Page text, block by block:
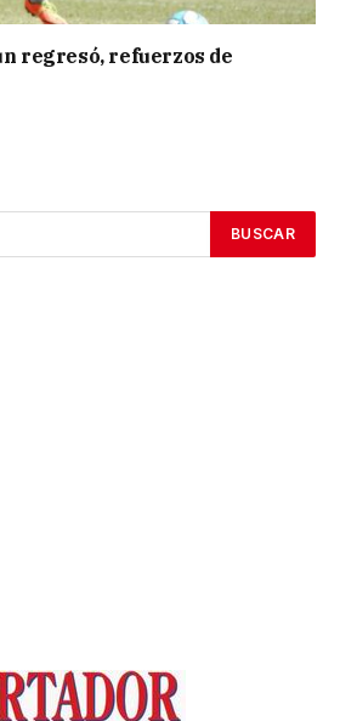
regresó, refuerzos de